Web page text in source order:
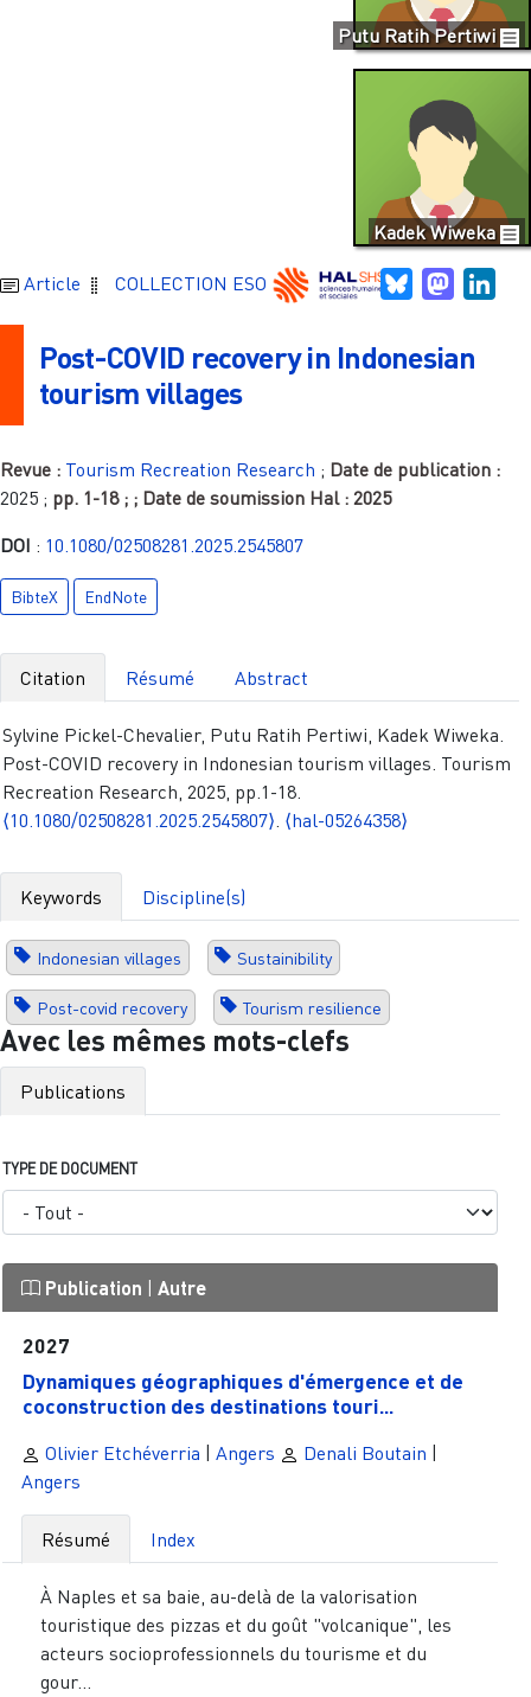
Putu Ratih Pertiwi
Kadek Wiweka
Article COLLECTION ESO Bluesky
Post-COVID recovery in Indonesian
tourism villages
Revue : Tourism Recreation Research ; Date de publication :
2025 ; pp. 1-18 ; ; Date de soumission Hal : 2025
DOI : 10.1080/02508281.2025.2545807
BibteX EndNote
Citation Résumé Abstract
Sylvine Pickel-Chevalier, Putu Ratih Pertiwi, Kadek Wiweka.
Post-COVID recovery in Indonesian tourism villages. Tourism
Recreation Research, 2025, pp.1-18.
⟨10.1080/02508281.2025.2545807⟩. ⟨hal-05264358⟩
Keywords Discipline(s)
Indonesian villages Sustainibility
Post-covid recovery Tourism resilience
Avec les mêmes mots-clefs
Publications
TYPE DE DOCUMENT
Publication Autre
2027
Dynamiques géographiques d'émergence et de
coconstruction des destinations touri...
Olivier Etchéverria | Angers Denali Boutain |
Angers
Résumé Index
À Naples et sa baie, au-delà de la valorisation
touristique des pizzas et du goût "volcanique", les
acteurs socioprofessionnels du tourisme et du
gour...